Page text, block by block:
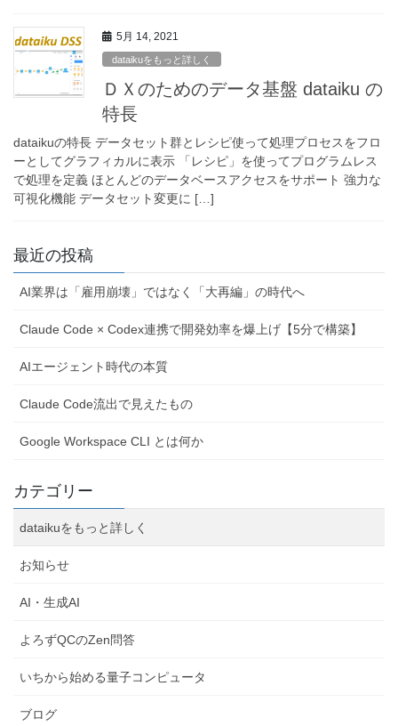
5月 14, 2021
dataikuをもっと詳しく
ＤＸのためのデータ基盤 dataiku の
特長
dataikuの特長 データセット群とレシピ使って処理プロセスをフロ
ーとしてグラフィカルに表示 「レシピ」を使ってプログラムレス
で処理を定義 ほとんどのデータベースアクセスをサポート 強力な
可視化機能 データセット変更に […]
最近の投稿
AI業界は「雇用崩壊」ではなく「大再編」の時代へ
Claude Code × Codex連携で開発効率を爆上げ【5分で構築】
AIエージェント時代の本質
Claude Code流出で見えたもの
Google Workspace CLI とは何か
カテゴリー
dataikuをもっと詳しく
お知らせ
AI・生成AI
よろずQCのZen問答
いちから始める量子コンピュータ
ブログ